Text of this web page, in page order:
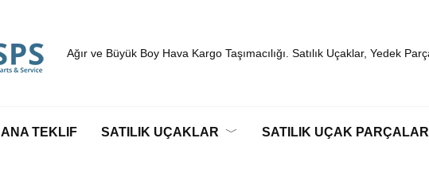
Ağır ve Büyük Boy Hava Kargo Taşımacılığı. Satılık Uçaklar, Yedek
ANA TEKLIF SATILIK UÇAKLAR SATILIK UÇAK PARÇALARI